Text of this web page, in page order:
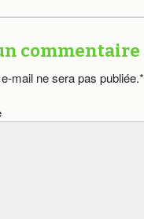
commentaire
mail ne sera pas publiée.*